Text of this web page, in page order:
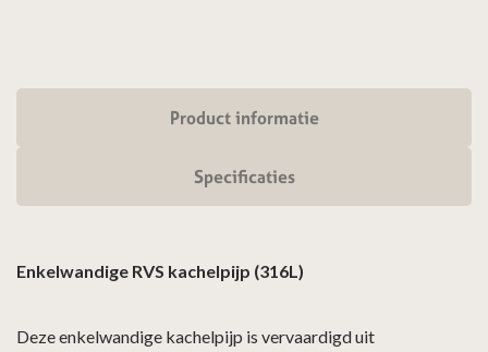
Product informatie
Specificaties
Enkelwandige RVS kachelpijp (316L)
Deze enkelwandige kachelpijp is vervaardigd uit